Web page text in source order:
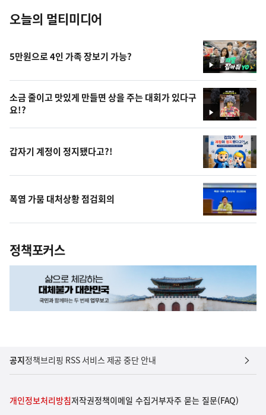
오늘의 멀티미디어
영
상
5만원으로 4인 가족 장보기 가능?
영
상
소금 줄이고 맛있게 만들면 상을 주는 대회가 있다구
요!?
갑자기 계정이 정지됐다고?!
폭염 가뭄 대처상황 점검회의
정책포커스
공지정책브리핑 RSS 서비스 제공 중단 안내
개인정보처리방침저작권정책이메일 수집거부자주 묻는 질문(FAQ)